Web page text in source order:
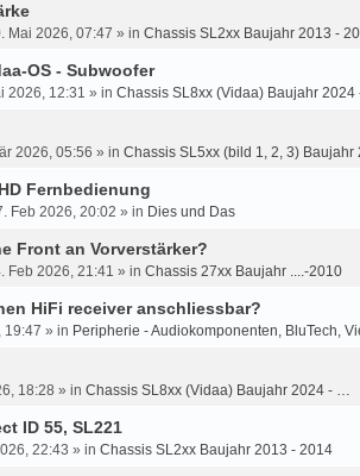
Mai 2026, 07:47 » in Chassis SL2xx Baujahr 2013 -
OS - Subwoofer
2026, 12:31 » in Chassis SL8xx (Vidaa) Baujahr
2026, 05:56 » in Chassis SL5xx (bild 1, 2, 3) Baujahr
Fernbedienung
Feb 2026, 20:02 » in Dies und Das
Front an Vorverstärker?
Feb 2026, 21:41 » in Chassis 27xx Baujahr ....-2010
HiFi receiver anschliessbar?
19:47 » in Peripherie - Audiokomponenten, BluTech,
18:28 » in Chassis SL8xx (Vidaa) Baujahr 2024 - …
ID 55, SL221
22:43 » in Chassis SL2xx Baujahr 2013 - 2014